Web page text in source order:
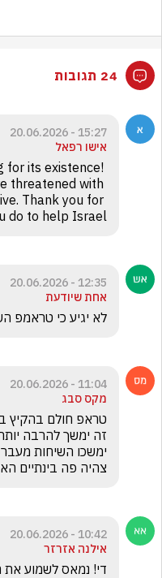
24 תגובות
15:27 - 20.06.2026
אישו רפאל
for its existence!
threatened with
Thank you for
do to help Israel.
12:35 - 20.06.2026
אחת שיודעת
לא יגיע כי טראמפ
11:04 - 20.06.2026
מקס סבג
צהיה פה בינתיים
10:42 - 20.06.2026
אילנה אזרזר
די! נמאס לשמוע את